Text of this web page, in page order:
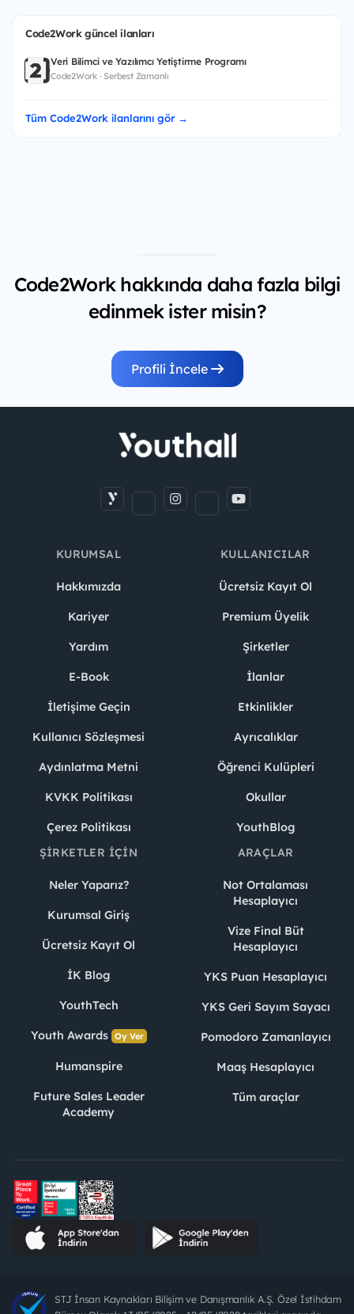
Code2Work güncel ilanları
Veri Bilimci ve Yazılımcı Yetiştirme Programı
Code2Work · Serbest Zamanlı
Tüm Code2Work ilanlarını gör →
Code2Work hakkında daha fazla bilgi
edinmek ister misin?
Profili İncele
KURUMSAL
Hakkımızda
Kariyer
Yardım
E-Book
İletişime Geçin
Kullanıcı Sözleşmesi
Aydınlatma Metni
KVKK Politikası
Çerez Politikası
KULLANICILAR
Ücretsiz Kayıt Ol
Premium Üyelik
Şirketler
İlanlar
Etkinlikler
Ayrıcalıklar
Öğrenci Kulüpleri
Okullar
YouthBlog
ŞIRKETLER İÇIN
Neler Yaparız?
Kurumsal Giriş
Ücretsiz Kayıt Ol
İK Blog
YouthTech
Youth Awards Oy Ver
Humanspire
Future Sales Leader
Academy
ARAÇLAR
Not Ortalaması
Hesaplayıcı
Vize Final Büt
Hesaplayıcı
YKS Puan Hesaplayıcı
YKS Geri Sayım Sayacı
Pomodoro Zamanlayıcı
Maaş Hesaplayıcı
Tüm araçlar
STJ İnsan Kaynakları Bilişim ve Danışmanlık A.Ş. Özel İstihdam